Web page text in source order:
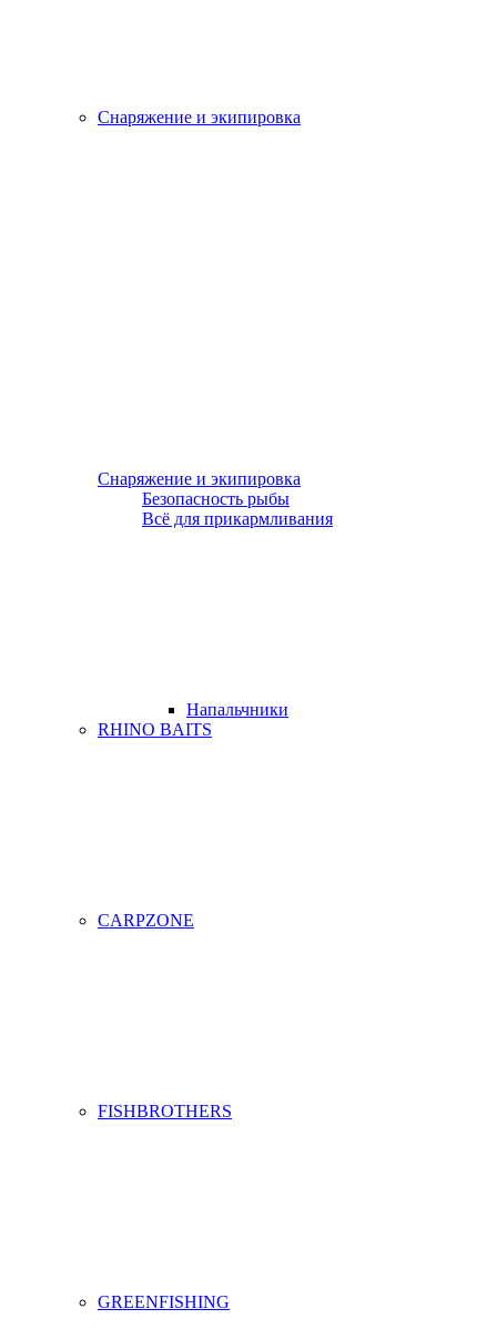
Снаряжение и экипировка
Снаряжение и экипировка
Безопасность рыбы
Всё для прикармливания
Напальчники
RHINO BAITS
CARPZONE
FISHBROTHERS
GREENFISHING